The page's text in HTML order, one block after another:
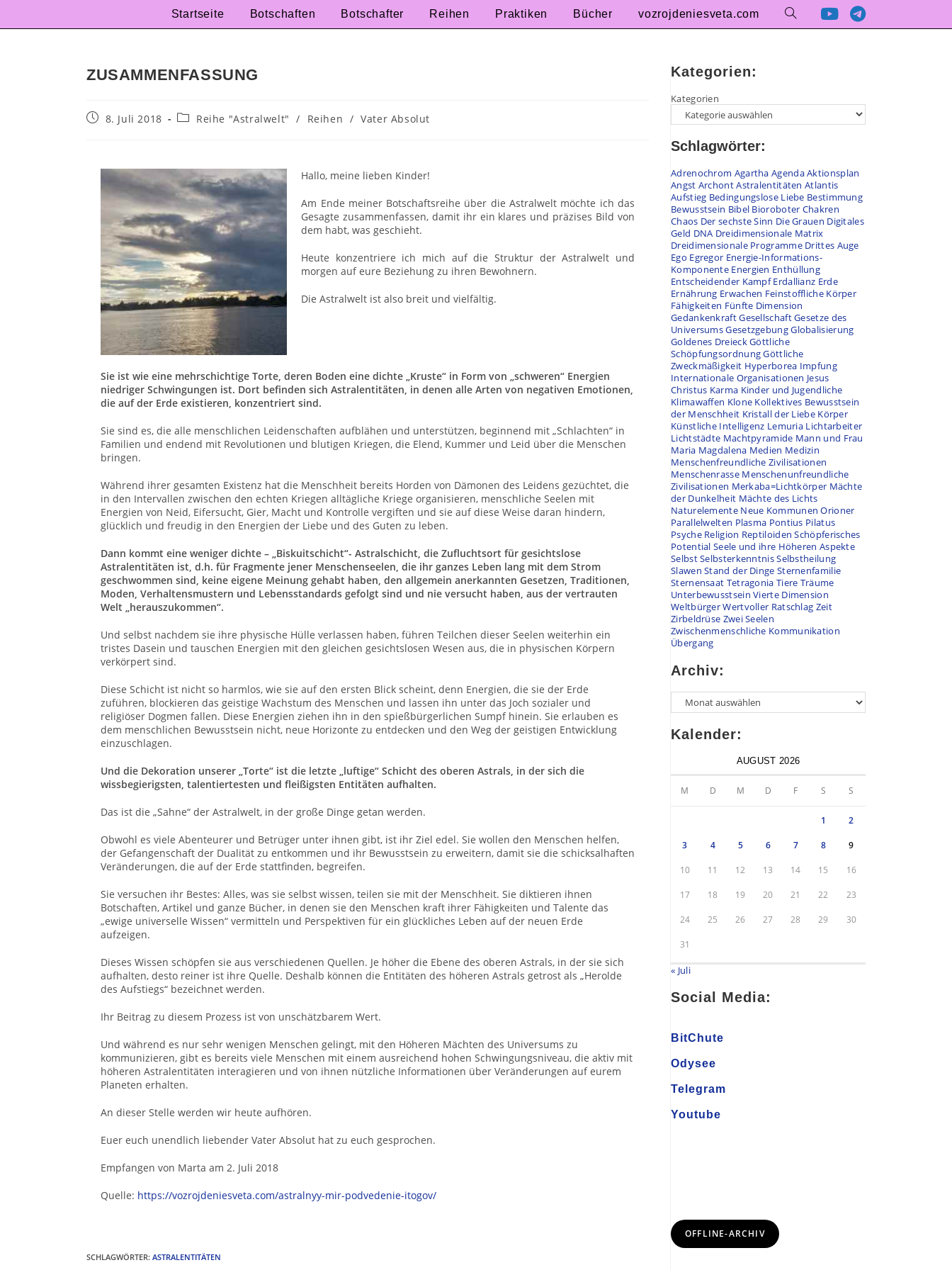
Startseite Botschaften Botschafter Reihen Praktiken Bücher vozrojdeniesveta.com
ZUSAMMENFASSUNG
8. Juli 2018 Reihe "Astralwelt" / Reihen / Vater Absolut
Hallo, meine lieben Kinder!
Am Ende meiner Botschaftsreihe über die Astralwelt möchte ich das
Gesagte zusammenfassen, damit ihr ein klares und präzises Bild von
dem habt, was geschieht.
Heute konzentriere ich mich auf die Struktur der Astralwelt und
morgen auf eure Beziehung zu ihren Bewohnern.
Die Astralwelt ist also breit und vielfältig.
Sie ist wie eine mehrschichtige Torte, deren Boden eine dichte „Kruste“ in Form von „schweren“ Energien
niedriger Schwingungen ist. Dort befinden sich Astralentitäten, in denen alle Arten von negativen Emotionen,
die auf der Erde existieren, konzentriert sind.
Sie sind es, die alle menschlichen Leidenschaften aufblähen und unterstützen, beginnend mit „Schlachten“ in
Familien und endend mit Revolutionen und blutigen Kriegen, die Elend, Kummer und Leid über die Menschen
bringen.
Während ihrer gesamten Existenz hat die Menschheit bereits Horden von Dämonen des Leidens gezüchtet, die
in den Intervallen zwischen den echten Kriegen alltägliche Kriege organisieren, menschliche Seelen mit
Energien von Neid, Eifersucht, Gier, Macht und Kontrolle vergiften und sie auf diese Weise daran hindern,
glücklich und freudig in den Energien der Liebe und des Guten zu leben.
Dann kommt eine weniger dichte – „Biskuitschicht“- Astralschicht, die Zufluchtsort für gesichtslose
Astralentitäten ist, d.h. für Fragmente jener Menschenseelen, die ihr ganzes Leben lang mit dem Strom
geschwommen sind, keine eigene Meinung gehabt haben, den allgemein anerkannten Gesetzen, Traditionen,
Moden, Verhaltensmustern und Lebensstandards gefolgt sind und nie versucht haben, aus der vertrauten
Welt „herauszukommen“.
Und selbst nachdem sie ihre physische Hülle verlassen haben, führen Teilchen dieser Seelen weiterhin ein
tristes Dasein und tauschen Energien mit den gleichen gesichtslosen Wesen aus, die in physischen Körpern
verkörpert sind.
Diese Schicht ist nicht so harmlos, wie sie auf den ersten Blick scheint, denn Energien, die sie der Erde
zuführen, blockieren das geistige Wachstum des Menschen und lassen ihn unter das Joch sozialer und
religiöser Dogmen fallen. Diese Energien ziehen ihn in den spießbürgerlichen Sumpf hinein. Sie erlauben es
dem menschlichen Bewusstsein nicht, neue Horizonte zu entdecken und den Weg der geistigen Entwicklung
einzuschlagen.
Und die Dekoration unserer „Torte“ ist die letzte „luftige“ Schicht des oberen Astrals, in der sich die
wissbegierigsten, talentiertesten und fleißigsten Entitäten aufhalten.
Das ist die „Sahne“ der Astralwelt, in der große Dinge getan werden.
Obwohl es viele Abenteurer und Betrüger unter ihnen gibt, ist ihr Ziel edel. Sie wollen den Menschen helfen,
der Gefangenschaft der Dualität zu entkommen und ihr Bewusstsein zu erweitern, damit sie die schicksalhaften
Veränderungen, die auf der Erde stattfinden, begreifen.
Sie versuchen ihr Bestes: Alles, was sie selbst wissen, teilen sie mit der Menschheit. Sie diktieren ihnen
Botschaften, Artikel und ganze Bücher, in denen sie den Menschen kraft ihrer Fähigkeiten und Talente das
„ewige universelle Wissen“ vermitteln und Perspektiven für ein glückliches Leben auf der neuen Erde
aufzeigen.
Dieses Wissen schöpfen sie aus verschiedenen Quellen. Je höher die Ebene des oberen Astrals, in der sie sich
aufhalten, desto reiner ist ihre Quelle. Deshalb können die Entitäten des höheren Astrals getrost als „Herolde
des Aufstiegs“ bezeichnet werden.
Ihr Beitrag zu diesem Prozess ist von unschätzbarem Wert.
Und während es nur sehr wenigen Menschen gelingt, mit den Höheren Mächten des Universums zu
kommunizieren, gibt es bereits viele Menschen mit einem ausreichend hohen Schwingungsniveau, die aktiv mit
höheren Astralentitäten interagieren und von ihnen nützliche Informationen über Veränderungen auf eurem
Planeten erhalten.
An dieser Stelle werden wir heute aufhören.
Euer euch unendlich liebender Vater Absolut hat zu euch gesprochen.
Empfangen von Marta am 2. Juli 2018
Quelle: https://vozrojdeniesveta.com/astralnyy-mir-podvedenie-itogov/
SCHLAGWÖRTER: ASTRALENTITÄTEN
Kategorien:
Kategorien
Schlagwörter:
Adrenochrom Agartha AgendaAktionsplan
Angst ArchontAstralentitäten Atlantis
Aufstieg Bedingungslose Liebe Bestimmung
Bewusstsein Bibel Bioroboter Chakren
Chaos Der sechste Sinn Die Grauen Digitales
Geld DNA Dreidimensionale Matrix
Dreidimensionale Programme Drittes Auge
Ego Egregor Energie-Informations-
Komponente Energien Enthüllung
Entscheidender Kampf Erdallianz Erde
Ernährung Erwachen Feinstoffliche Körper
Fähigkeiten Fünfte Dimension
GedankenkraftGesellschaftGesetze des
UniversumsGesetzgebungGlobalisierung
Goldenes DreieckGöttliche
SchöpfungsordnungGöttliche
Zweckmäßigkeit Hyperborea Impfung
Internationale Organisationen Jesus
Christus Karma Kinder und Jugendliche
Klimawaffen Klone Kollektives Bewusstsein
der Menschheit Kristall der Liebe Körper
Künstliche Intelligenz Lemuria Lichtarbeiter
Lichtstädte Machtpyramide Mann und Frau
Maria Magdalena Medien Medizin
Menschenfreundliche Zivilisationen
Menschenrasse Menschenunfreundliche
Zivilisationen Merkaba=Lichtkörper Mächte
der Dunkelheit Mächte des Lichts
Naturelemente Neue Kommunen Orioner
Parallelwelten Plasma Pontius Pilatus
Psyche Religion Reptiloiden Schöpferisches
Potential Seele und ihre Höheren Aspekte
SelbstSelbsterkenntnisSelbstheilung
Slawen Stand der Dinge Sternenfamilie
Sternensaat Tetragonia Tiere Träume
Unterbewusstsein Vierte Dimension
WeltbürgerWertvoller Ratschlag Zeit
Zirbeldrüse Zwei Seelen
Zwischenmenschliche Kommunikation
Übergang
Archiv:
Kalender:
AUGUST 2026
M D M D F S S
1 2
3 4 5 6 7 8 9
10 11 12 13 14 15 16
17 18 19 20 21 22 23
24 25 26 27 28 29 30
31
« Juli
Social Media:
BitChute
Odysee
Telegram
Youtube
OFFLINE-ARCHIV